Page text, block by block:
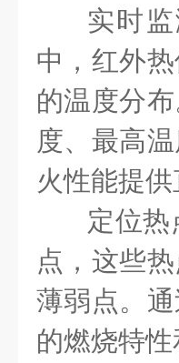
实时
中，红外
的温度分
度、最高
火性能提供
定位
点，这些
薄弱点。
的燃烧特性